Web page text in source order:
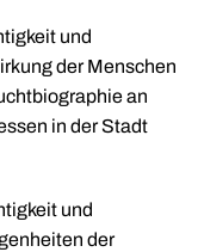
und
der Menschen
an
in der Stadt
und
der